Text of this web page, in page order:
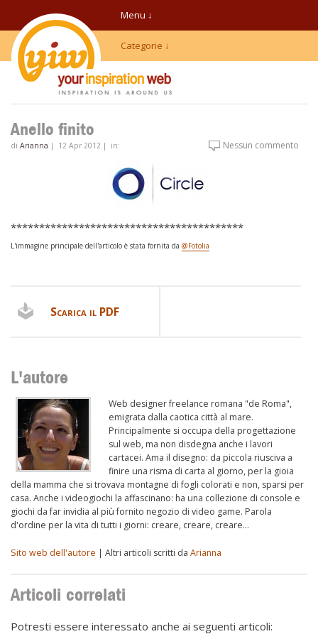
Menu ↓
Categorie ↓
Anello finito
di Arianna | 12 Apr 2012 | in: Nessun commento
*****************************************
L'immagine principale dell'articolo è stata fornita da @Fotolia
Scarica il PDF
L'autore
Web designer freelance romana "de Roma",
emigrata dalla caotica città al mare.
Principalmente si occupa della progettazione
sul web, ma non disdegna anche i lavori
cartacei. Ama il disegno: da piccola riusciva a
finire una risma di carta al giorno, per la gioia
della mamma che si trovava montagne di fogli colorati e non, sparsi per
casa. Anche i videogiochi la affascinano: ha una collezione di console e
giochi da far invidia al più fornito negozio di video game. Parola
d'ordine per la vita di tutti i giorni: creare, creare, creare…
Sito web dell'autore | Altri articoli scritti da Arianna
Articoli correlati
Potresti essere interessato anche ai seguenti articoli: